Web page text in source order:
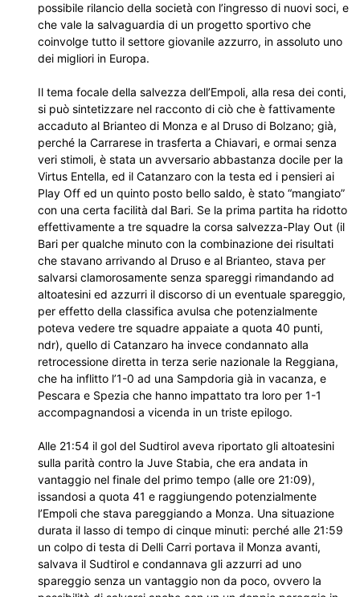
possibile rilancio della società con l’ingresso di nuovi soci, e
che vale la salvaguardia di un progetto sportivo che
coinvolge tutto il settore giovanile azzurro, in assoluto uno
dei migliori in Europa.
Il tema focale della salvezza dell’Empoli, alla resa dei conti,
si può sintetizzare nel racconto di ciò che è fattivamente
accaduto al Brianteo di Monza e al Druso di Bolzano; già,
perché la Carrarese in trasferta a Chiavari, e ormai senza
veri stimoli, è stata un avversario abbastanza docile per la
Virtus Entella, ed il Catanzaro con la testa ed i pensieri ai
Play Off ed un quinto posto bello saldo, è stato “mangiato”
con una certa facilità dal Bari. Se la prima partita ha ridotto
effettivamente a tre squadre la corsa salvezza-Play Out (il
Bari per qualche minuto con la combinazione dei risultati
che stavano arrivando al Druso e al Brianteo, stava per
salvarsi clamorosamente senza spareggi rimandando ad
altoatesini ed azzurri il discorso di un eventuale spareggio,
per effetto della classifica avulsa che potenzialmente
poteva vedere tre squadre appaiate a quota 40 punti,
ndr), quello di Catanzaro ha invece condannato alla
retrocessione diretta in terza serie nazionale la Reggiana,
che ha inflitto l’1-0 ad una Sampdoria già in vacanza, e
Pescara e Spezia che hanno impattato tra loro per 1-1
accompagnandosi a vicenda in un triste epilogo.
Alle 21:54 il gol del Sudtirol aveva riportato gli altoatesini
sulla parità contro la Juve Stabia, che era andata in
vantaggio nel finale del primo tempo (alle ore 21:09),
issandosi a quota 41 e raggiungendo potenzialmente
l’Empoli che stava pareggiando a Monza. Una situazione
durata il lasso di tempo di cinque minuti: perché alle 21:59
un colpo di testa di Delli Carri portava il Monza avanti,
salvava il Sudtirol e condannava gli azzurri ad uno
spareggio senza un vantaggio non da poco, ovvero la